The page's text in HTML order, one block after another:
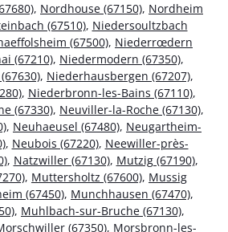
, Nordhouse (67150), Nordheim
(67510), Niedersoultzbach
(67500), Niederrœdern
(67210), Niedermodern (67350),
, Niederhausbergen (67207),
, Niederbronn-les-Bains (67110),
(67330), Neuviller-la-Roche (67130),
, Neuhaeusel (67480), Neugartheim-
, Neubois (67220), Neewiller-près-
, Natzwiller (67130), Mutzig (67190),
, Muttersholtz (67600), Mussig
(67450), Munchhausen (67470),
, Muhlbach-sur-Bruche (67130),
(67350), Morsbronn-les-